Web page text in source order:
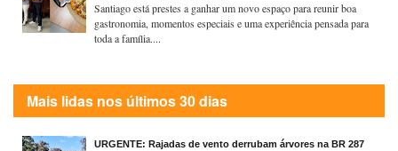
Santiago está prestes a ganhar um novo espaço para reunir boa
gastronomia, momentos especiais e uma experiência pensada para
toda a família....
Mais lidas nos últimos 30 dias
URGENTE: Rajadas de vento derrubam árvores na BR 287